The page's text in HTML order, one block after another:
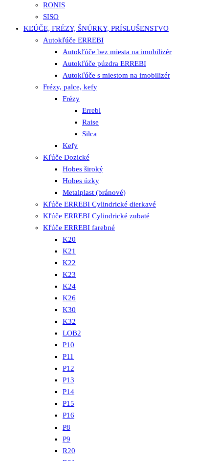
RONIS
SISO
KĽÚČE, FRÉZY, ŠNÚRKY, PRÍSLUŠENSTVO
Autokľúče ERREBI
Autokľúče bez miesta na imobilizér
Autokľúče púzdra ERREBI
Autokľúče s miestom na imobilizér
Frézy, palce, kefy
Frézy
Errebi
Raise
Silca
Kefy
Kľúče Dozické
Hobes široký
Hobes úzky
Metalplast (bránové)
Kľúče ERREBI Cylindrické dierkavé
Kľúče ERREBI Cylindrické zubaté
Kľúče ERREBI farebné
K20
K21
K22
K23
K24
K26
K30
K32
LOB2
P10
P11
P12
P13
P14
P15
P16
P8
P9
R20